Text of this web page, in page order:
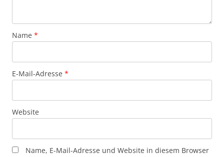
Name *
E-Mail-Adresse *
Website
Name, E-Mail-Adresse und Website in diesem Browser